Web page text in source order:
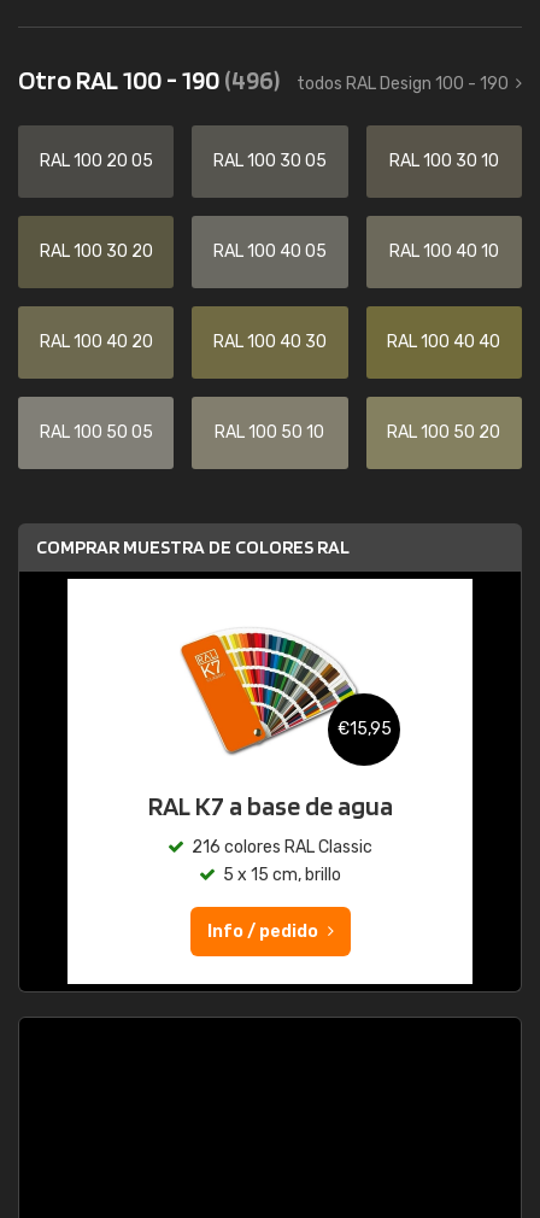
Otro RAL 100 - 190(496) todos RAL Design 100 - 190
RAL 100 20 05 RAL 100 30 05 RAL 100 30 10
RAL 100 30 20 RAL 100 40 05 RAL 100 40 10
RAL 100 40 20 RAL 100 40 30 RAL 100 40 40
RAL 100 50 05 RAL 100 50 10 RAL 100 50 20
COMPRAR MUESTRA DE COLORES RAL
€15,95
RAL K7 a base de agua
216 colores RAL Classic
5 x 15 cm, brillo
Info / pedido